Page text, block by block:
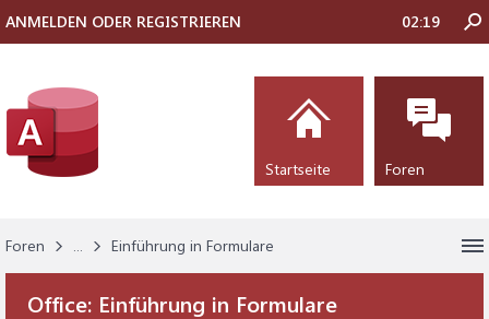
Foren ... Einführung in Formulare
Office: Einführung in Formulare
ANMELDEN ODER REGISTRIEREN 02:19
Startseite Foren